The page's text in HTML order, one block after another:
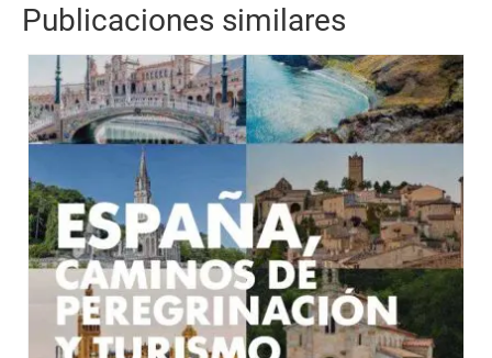
Publicaciones similares